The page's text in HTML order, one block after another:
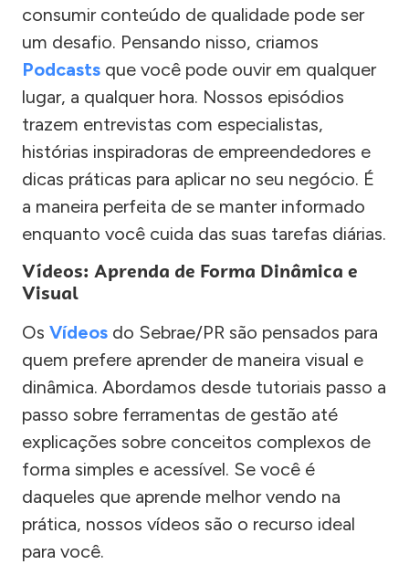
consumir conteúdo de qualidade pode ser
um desafio. Pensando nisso, criamos
Podcasts que você pode ouvir em qualquer
lugar, a qualquer hora. Nossos episódios
trazem entrevistas com especialistas,
histórias inspiradoras de empreendedores e
dicas práticas para aplicar no seu negócio. É
a maneira perfeita de se manter informado
enquanto você cuida das suas tarefas diárias.
Vídeos: Aprenda de Forma Dinâmica e
Visual
Os Vídeos do Sebrae/PR são pensados para
quem prefere aprender de maneira visual e
dinâmica. Abordamos desde tutoriais passo a
passo sobre ferramentas de gestão até
explicações sobre conceitos complexos de
forma simples e acessível. Se você é
daqueles que aprende melhor vendo na
prática, nossos vídeos são o recurso ideal
para você.